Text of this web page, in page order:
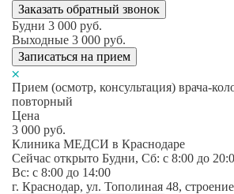
Заказать обратный звонок
Будни 3 000 руб.
Выходные 3 000 руб.
Записаться на прием
Прием (осмотр, консультация) врача-
повторный
Цена
3 000 руб.
Клиника МЕДСИ в Краснодаре
Сейчас открыто Будни, Сб: c 8:00 до
Вс: c 8:00 до 14:00
г. Краснодар, ул. Тополиная 48, строение